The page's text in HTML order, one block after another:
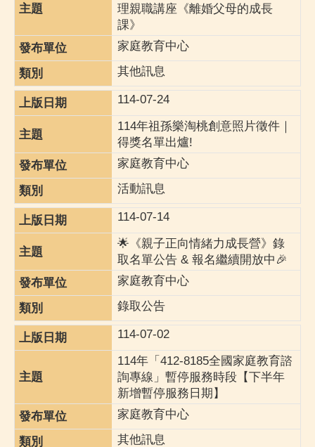
理親職講座《離婚父母的成長
課》
家庭教育中心
其他訊息
114-07-24
114年祖孫樂淘桃創意照片徵件｜
得獎名單出爐!
家庭教育中心
活動訊息
114-07-14
🌟《親子正向情緒力成長營》錄
取名單公告 & 報名繼續開放中🎉
家庭教育中心
錄取公告
114-07-02
114年「412-8185全國家庭教育諮
詢專線」暫停服務時段【下半年
新增暫停服務日期】
家庭教育中心
其他訊息